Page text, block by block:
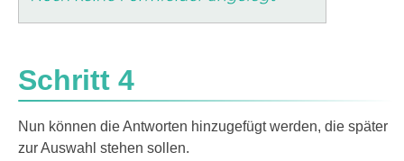
Schritt 4
Nun können die Antworten hinzugefügt werden, die später
zur Auswahl stehen sollen.